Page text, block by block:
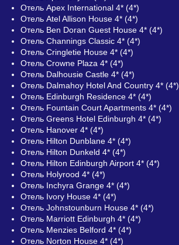
Отель Apex International 4* (4*)
Отель Atel Allison House 4* (4*)
Отель Ben Doran Guest House 4* (4*)
Отель Channings Classic 4* (4*)
Отель Cringletie House 4* (4*)
Отель Crowne Plaza 4* (4*)
Отель Dalhousie Castle 4* (4*)
Отель Dalmahoy Hotel And Country 4* (4*)
Отель Edinburgh Residence 4* (4*)
Отель Fountain Court Apartments 4* (4*)
Отель Greens Hotel Edinburgh 4* (4*)
Отель Hanover 4* (4*)
Отель Hilton Dunblane 4* (4*)
Отель Hilton Dunkeld 4* (4*)
Отель Hilton Edinburgh Airport 4* (4*)
Отель Holyrood 4* (4*)
Отель Inchyra Grange 4* (4*)
Отель Ivory House 4* (4*)
Отель Johnstounburn House 4* (4*)
Отель Marriott Edinburgh 4* (4*)
Отель Menzies Belford 4* (4*)
Отель Norton House 4* (4*)